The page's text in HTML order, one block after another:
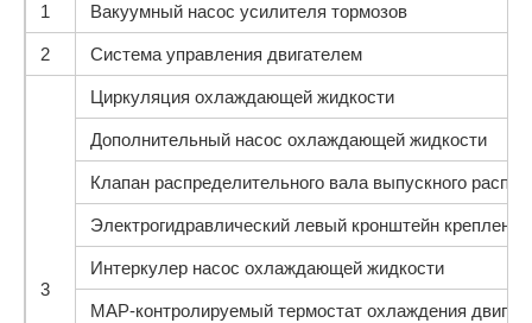
1 Вакуумный насос усилителя тормозов
2 Система управления двигателем
3
Циркуляция охлаждающей жидкости
Дополнительный насос охлаждающей жидкости
Клапан распределительного вала выпускного
Электрогидравлический левый кронштейн крепления
Интеркулер насос охлаждающей жидкости
MAP-контролируемый термостат охлаждения